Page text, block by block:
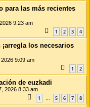
para las más recientes
9:23 am
1 2 3 4
los necesarios
2026 9:09 am
1 2
de euzkadi
2026 8:33 am
1 … 5 6 7 8